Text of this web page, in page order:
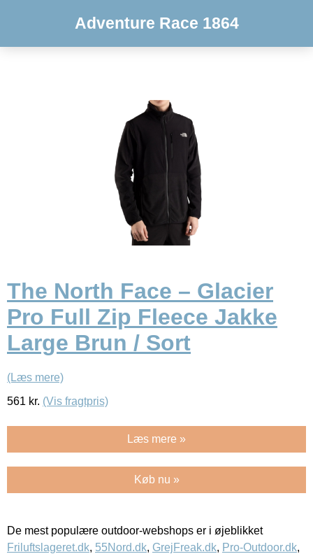
Adventure Race 1864
The North Face – Glacier
Pro Full Zip Fleece Jakke
Large Brun / Sort
(Læs mere)
561 kr. (Vis fragtpris)
Læs mere »
Køb nu »
De mest populære outdoor-webshops er i øjeblikket
Friluftslageret.dk, 55Nord.dk, GrejFreak.dk, Pro-Outdoor.dk,